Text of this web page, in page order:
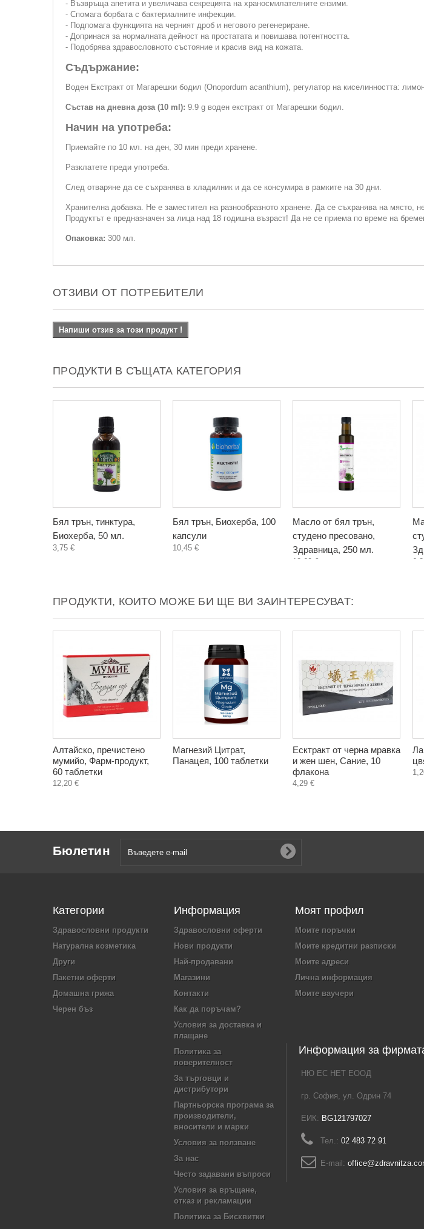
- Възвръща апетита и увеличава секрецията на храносмилателните ензими.
- Спомага борбата с бактериалните инфекции.
- Подпомага функцията на черният дроб и неговото регенериране.
- Допринася за нормалната дейност на простатата и повишава потентността.
- Подобрява здравословното състояние и красив вид на кожата.
Съдържание:
Воден Екстракт от Магарешки бодил (Onopordum acanthium), рeгулатор на кисeлинността:
Състав на дневна доза (10 ml): 9.9 g воден екстракт от Магарешки бодил.
Начин на употреба:
Приемайте по 10 мл. на ден, 30 мин преди хранене.
Разклатете преди употреба.
След отваряне да се съхранява в хладилник и да се консумира в рамките на 30 дни.
Хранителна добавка. Не е заместител на разнообразното хранене. Да се съхранява на място,
Продуктът е предназначен за лица над 18 годишна възраст! Да не се приема по време на
Опаковка: 300 мл.
ОТЗИВИ ОТ ПОТРЕБИТЕЛИ
Напиши отзив за този продукт !
ПРОДУКТИ В СЪЩАТА КАТЕГОРИЯ
Бял трън, тинктура,
Биохерба, 50 мл.
3,75 €
Бял трън, Биохерба, 100
капсули
10,45 €
Масло от бял трън,
студено пресовано,
Здравница, 250 мл.
12,60 €
ПРОДУКТИ, КОИТО МОЖЕ БИ ЩЕ ВИ ЗАИНТЕРЕСУВАТ:
Алтайско, пречистено
мумийо, Фарм-продукт,
60 таблетки
12,20 €
Магнезий Цитрат,
Панацея, 100 таблетки
Есктракт от черна мравка
и жен шен, Сание, 10
флакона
4,29 €
Бюлетин
Категории
Здравословни продукти
Натурална козметика
Други
Пакетни оферти
Домашна грижа
Черен бъз
Информация
Здравословни оферти
Нови продукти
Най-продавани
Магазини
Контакти
Как да поръчам?
Условия за доставка и
плащане
Политика за
поверителност
За търговци и
дистрибутори
Партньорска програма за
производители,
вносители и марки
Условия за ползване
За нас
Често задавани въпроси
Условия за връщане,
отказ и рекламации
Политика за Бисквитки
Моят профил
Моите поръчки
Моите кредитни разписки
Моите адреси
Лична информация
Моите ваучери
Информация за
НЮ ЕС НЕТ ЕООД
гр. София, ул. Одрин 74
ЕИК: BG121797027
Тел.: 02 483 72 91
E-mail: